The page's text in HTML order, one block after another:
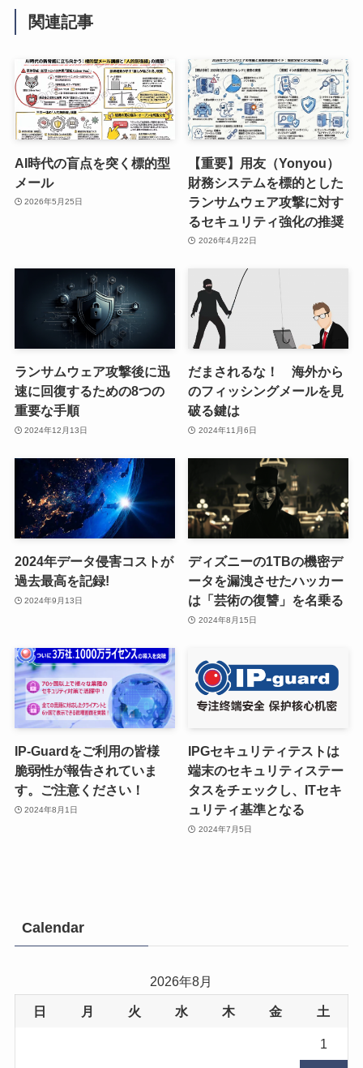
関連記事
AI時代の盲点を突く標的型
メール
2026年5月25日
【重要】用友（Yonyou）
財務システムを標的とした
ランサムウェア攻撃に対す
るセキュリティ強化の推奨
2026年4月22日
ランサムウェア攻撃後に迅
速に回復するための8つの
重要な手順
2024年12月13日
だまされるな！ 海外から
のフィッシングメールを見
破る鍵は
2024年11月6日
2024年データ侵害コストが
過去最高を記録!
2024年9月13日
ディズニーの1TBの機密デ
ータを漏洩させたハッカー
は「芸術の復讐」を名乗る
2024年8月15日
IP-Guardをご利用の皆様
脆弱性が報告されていま
す。ご注意ください！
2024年8月1日
IPGセキュリティテストは
端末のセキュリティステー
タスをチェックし、ITセキ
ュリティ基準となる
2024年7月5日
Calendar
2026年8月
日 月 火 水 木 金 土
1